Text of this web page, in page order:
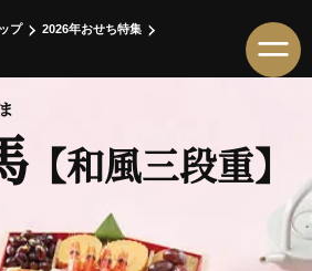
プ
2026年おせち特集
【和風三段重】